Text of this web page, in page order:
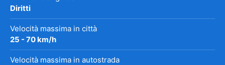
Diritti
Velocità massima in città
25 - 70 km/h
Velocità massima in autostrada